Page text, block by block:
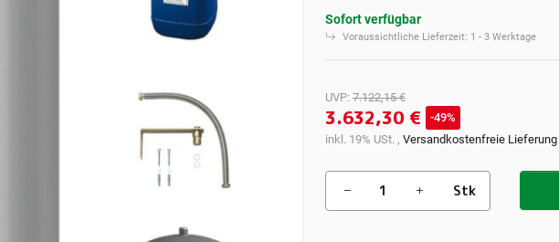
Sofort verfügbar
Voraussichtliche Lieferzeit: 1 - 3 Werktage
UVP: 7.122,15 €
3.632,30 €
49%
inkl. 19% USt. , Versandkostenfreie Lieferung
Stk